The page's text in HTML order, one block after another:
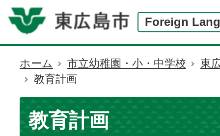
Foreign
現
在
の
位
置
ホーム 市立幼稚園・小・中学校
東
教育計画
教育計画